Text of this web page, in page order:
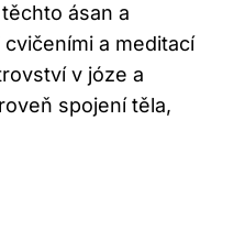
ásan a
a meditací
v józe a
spojení těla,